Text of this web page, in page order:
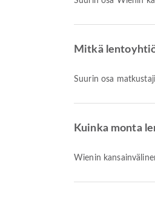
Mitkä
Suurin osa
Kuinka monta
Wienin